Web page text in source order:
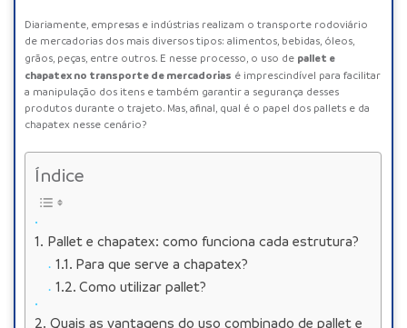
Diariamente, empresas e indústrias realizam o transporte rodoviário
de mercadorias dos mais diversos tipos: alimentos, bebidas, óleos,
grãos, peças, entre outros. E nesse processo, o uso de pallet e
chapatex no transporte de mercadorias é imprescindível para facilitar
a manipulação dos itens e também garantir a segurança desses
produtos durante o trajeto. Mas, afinal, qual é o papel dos pallets e da
chapatex nesse cenário?
Índice
Pallet e chapatex: como funciona cada estrutura?
Para que serve a chapatex?
Como utilizar pallet?
Quais as vantagens do uso combinado de pallet e